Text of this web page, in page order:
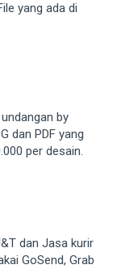
yang ada di
by
dan PDF yang
per desain.
dan Jasa kurir
GoSend, Grab